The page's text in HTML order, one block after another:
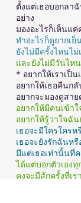
ตั้งแต่เธอบอกลา
อย่าง
มองอะไรก็เห็นแค่
ทำอะไรก็ดูยากเย็
ยังไม่มีครั้งไหนไม่
และยังไม่มีวันไห
* อยากให้เราเป็น
อยากให้เธอคืนก
อยากจะมองดูสาย
อยากให้มีคนเข้า
อยากให้รู้ว่าใจฉัน
เธอจะมีใครใครห
เธอจะยังรักฉันหรื
มีแต่เธอเท่านั้นที่
ได้แต่บอกตัวเอง
คงจะมีสักครั้งที่เ